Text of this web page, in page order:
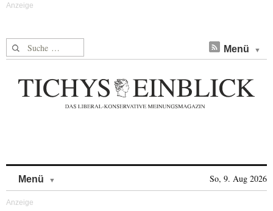
Suche nach: Menü
Menü So, 9. Aug 2026